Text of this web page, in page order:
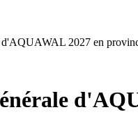
d'AQUAWAL 2027 en